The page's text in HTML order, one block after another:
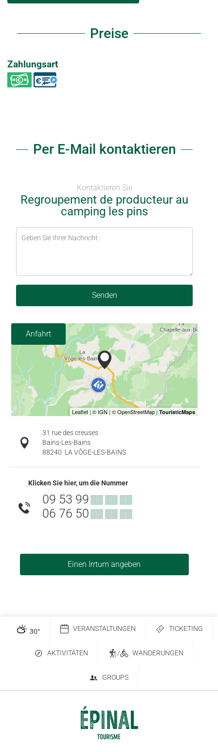
Preise
Zahlungsart
Per E-Mail kontaktieren
Kontaktieren Sie
Regroupement de producteur au
camping les pins
Senden
Anfahrt
31 rue des creuses
Bains-Les-Bains
88240 LA VÔGE-LES-BAINS
Klicken Sie hier, um die Nummer
09 53 99▒▒ ▒▒ ▒▒
06 76 50▒▒ ▒▒ ▒▒
Einen Irrtum angeben
30° VERANSTALTUNGEN TICKETING
AKTIVITÄTEN / WANDERUNGEN
GROUPS